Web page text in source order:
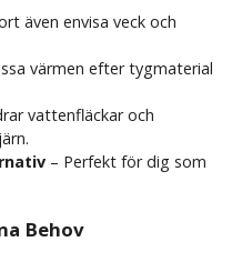
även envisa veck och
värmen efter tygmaterial
vattenfläckar och
– Perfekt för dig som
Behov